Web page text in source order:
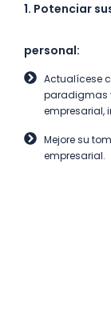
1. Potenciar
personal:
Actualícese
paradigmas
empresarial,
Mejore su
empresarial.